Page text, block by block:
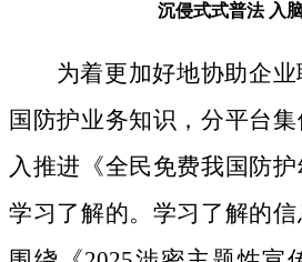
沉侵式式普法 入
为着更加好地协助企
国防护业务知识，分平台
入推进《全民免费我国防
学习了解的。学习了解的